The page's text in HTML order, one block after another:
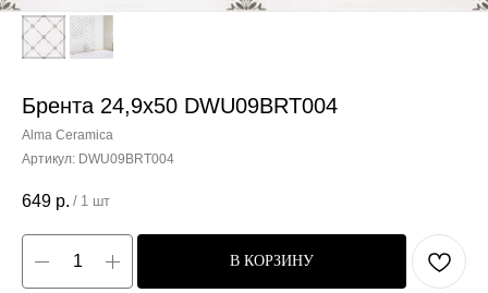
Брента 24,9x50 DWU09BRT004
Alma Ceramica
Артикул: DWU09BRT004
649 р. / 1 шт
В КОРЗИНУ